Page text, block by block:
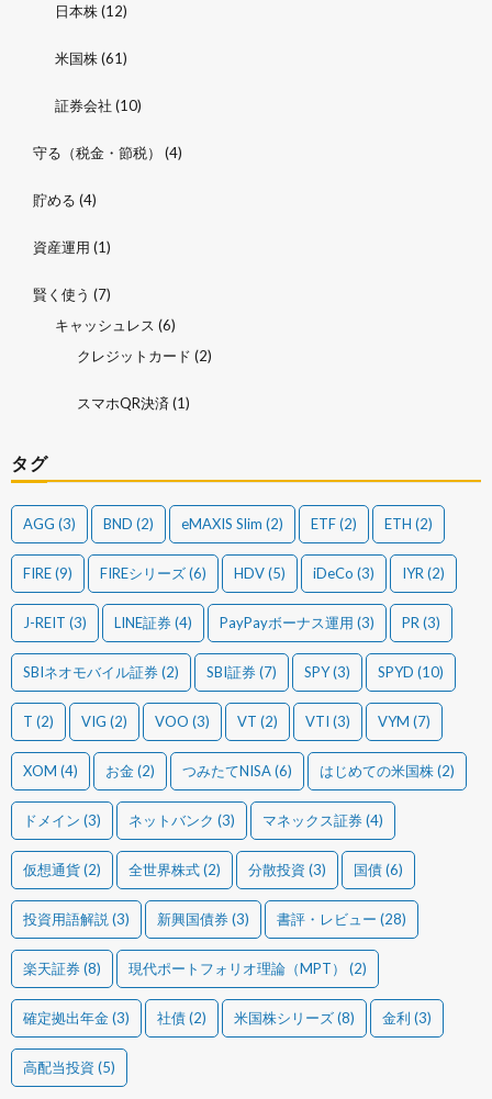
日本株(12)
米国株(61)
証券会社 (10)
守る（税金・節税） (4)
貯める (4)
資産運用 (1)
賢く使う (7)
キャッシュレス (6)
クレジットカード (2)
スマホQR決済 (1)
タグ
AGG (3) BND (2) eMAXIS Slim (2) ETF(2) ETH (2)
FIRE(9) FIREシリーズ(6) HDV(5) iDeCo (3) IYR (2)
J-REIT (3) LINE証券(4) PayPayボーナス運用 (3) PR (3)
SBIネオモバイル証券(2) SBI証券(7) SPY(3) SPYD (10)
T (2) VIG (2) VOO (3) VT (2) VTI (3) VYM (7)
XOM (4) お金(2) つみたてNISA(6) はじめての米国株(2)
ドメイン (3) ネットバンク (3) マネックス証券(4)
仮想通貨(2) 全世界株式(2) 分散投資 (3) 国債(6)
投資用語解説 (3) 新興国債券(3) 書評・レビュー (28)
楽天証券(8) 現代ポートフォリオ理論（MPT） (2)
確定拠出年金(3) 社債(2) 米国株シリーズ(8) 金利 (3)
高配当投資 (5)